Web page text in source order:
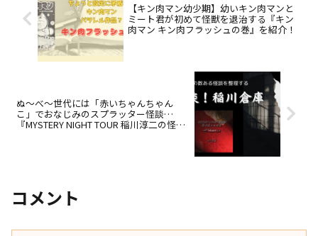
【キン肉マン幼少期】幼いキン肉マンと
ミート君が初めて怪獣を退治する『キン
肉マン キン肉フラッシュの巻』を紹介！
ぬ～べ～世代には「赤いちゃんちゃん
こ」でおなじみのスプラッター怪談…
『MYSTERY NIGHT TOUR 稲川淳二の怪談
コメント